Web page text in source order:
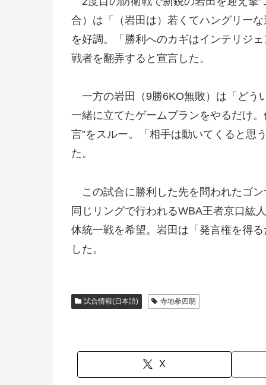
合）は「（岩田は）若くてハングリー
を好調。「勝利へのカギはインテリジ
戦者を翻弄すると宣言した。
一方の岩田（9勝6KO無敗）は「どう
一緒に立てたゲームプランをやるだけ
言”をスルー。「相手は動いてくると思
た。
この試合に勝利した先を問われたゴ
同じリングで行われるWBA王者京口紘
体統一戦を希望。岩田は「発言権を得
した。
試合情報(日本語) 寺地拳四朗
X